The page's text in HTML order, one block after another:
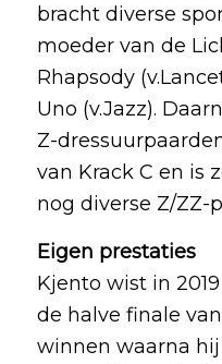
bracht diverse
moeder van de
Rhapsody
Uno (v.Jazz).
Z-
van Krack C en is
nog diverse Z/ZZ-
Eigen prestaties
Kjento wist in
de halve finale
winnen waarna